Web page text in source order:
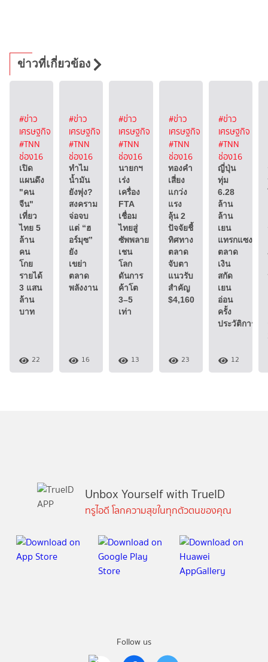
ข่าวที่เกี่ยวข้อง
#ข่าว
เศรษฐกิจ
#TNN
ช่อง16
เปิด
แผนดึง
"คน
จีน"
เที่ยว
ไทย 5
ล้าน
คน
โกย
รายได้
3 แสน
ล้าน
บาท
22
#ข่าว
เศรษฐกิจ
#TNN
ช่อง16
ทำไม
น้ำมัน
ยังพุ่ง?
สงคราม
จ่อจบ
แต่ “ฮ
อร์มุซ”
ยัง
เขย่า
ตลาด
พลังงาน
16
#ข่าว
เศรษฐกิจ
#TNN
ช่อง16
นายกฯ
เร่ง
เครื่อง
FTA
เชื่อม
ไทยสู่
ซัพพลาย
เชน
โลก
ดันการ
ค้าโต
3–5
เท่า
13
#ข่าว
เศรษฐกิจ
#TNN
ช่อง16
ทองคำ
เสี่ยง
แกว่ง
แรง
ลุ้น 2
ปัจจัยชี้
ทิศทาง
ตลาด
จับตา
แนวรับ
สำคัญ
$4,160
23
#ข่าว
เศรษฐกิจ
#TNN
ช่อง16
ญี่ปุ่น
ทุ่ม
6.28
ล้าน
ล้าน
เยน
แทรกแซง
ตลาด
เงิน
สกัด
เยน
อ่อน
ครั้ง
ประวัติการณ์
12
Follow us
Unbox Yourself with TrueID
ทรูไอดี โลกความสุขในทุกตัวตนของคุณ